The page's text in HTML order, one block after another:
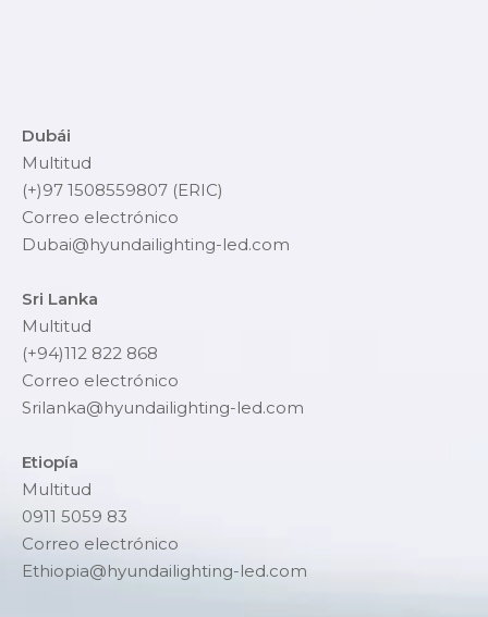
Dubái
Multitud
(+)97 1508559807 (ERIC)
Correo electrónico
Dubai@hyundailighting-led.com
Sri Lanka
Multitud
(+94)112 822 868
Correo electrónico
Srilanka@hyundailighting-led.com
Etiopía
Multitud
0911 5059 83
Correo electrónico
Ethiopia@hyundailighting-led.com